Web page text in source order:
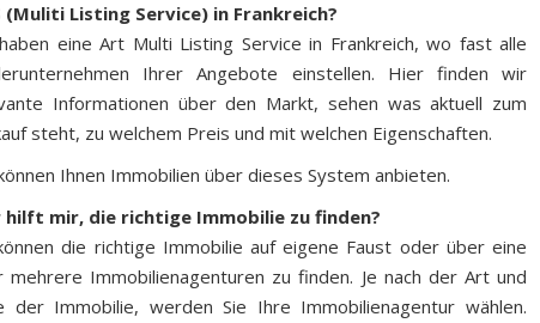
(Muliti Listing Service) in Frankreich?
eine Art Multi Listing Service in Frankreich, wo fast alle
Ihrer Angebote einstellen. Hier finden wir
Informationen über den Markt, sehen was aktuell zum
steht, zu welchem Preis und mit welchen Eigenschaften.
Ihnen Immobilien über dieses System anbieten.
hilft mir, die richtige Immobilie zu finden?
die richtige Immobilie auf eigene Faust oder über eine
mehrere Immobilienagenturen zu finden. Je nach der Art und
der Immobilie, werden Sie Ihre Immobilienagentur wählen.